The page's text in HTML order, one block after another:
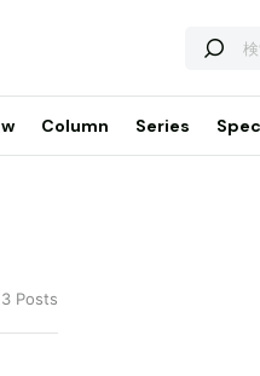
Column Series
Posts